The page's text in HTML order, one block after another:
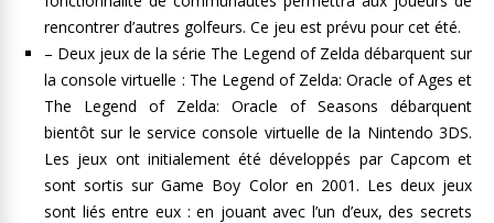
rencontrer d’autres golfeurs. Ce jeu est prévu pour cet été.
– Deux jeux de la série The Legend of Zelda débarquent sur
la console virtuelle : The Legend of Zelda: Oracle of Ages et
The Legend of Zelda: Oracle of Seasons débarquent
bientôt sur le service console virtuelle de la Nintendo 3DS.
Les jeux ont initialement été développés par Capcom et
sont sortis sur Game Boy Color en 2001. Les deux jeux
sont liés entre eux : en jouant avec l’un d’eux, des secrets